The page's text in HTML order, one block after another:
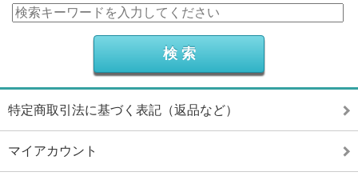
特定商取引法に基づく表記（返品など）
マイアカウント